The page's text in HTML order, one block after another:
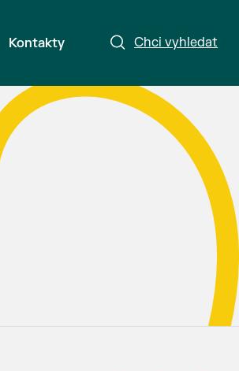
Chci vyhledat
Kontakty